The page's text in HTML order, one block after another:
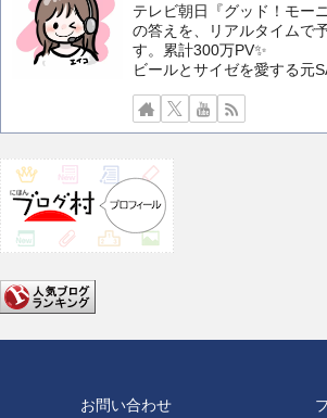
テレビ朝日『グッド！モー
の答えを、リアルタイムで
す。累計300万PV✨️
ビールとサイゼを愛する元
お問い合わせ